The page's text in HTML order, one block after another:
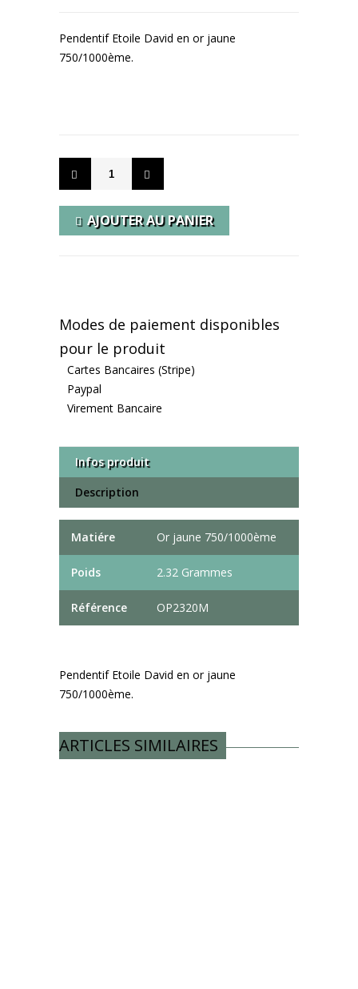
Pendentif Etoile David en or jaune
750/1000ème.
AJOUTER AU PANIER
Modes de paiement disponibles
pour le produit
Cartes Bancaires (Stripe)
Paypal
Virement Bancaire
Infos produit
Description
Matiére Or jaune 750/1000ème
Poids 2.32 Grammes
Référence OP2320M
Pendentif Etoile David en or jaune
750/1000ème.
ARTICLES SIMILAIRES